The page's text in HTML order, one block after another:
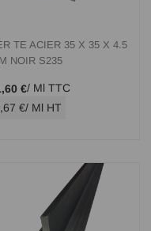
TE ACIER 35 X 35 X 4.5
NOIR S235
€/ Ml TTC
€/ Ml HT